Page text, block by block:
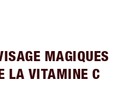
MAGIQUES
LA VITAMINE C